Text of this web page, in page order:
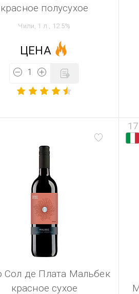
красное полусухое
Чили, 1 л., 12.5%
ЦЕНА
Сол де Плата Мальбек
красное сухое
17